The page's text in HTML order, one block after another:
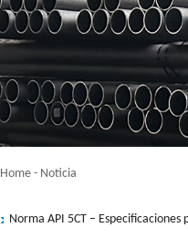
Home - Noticia
Norma API 5CT –